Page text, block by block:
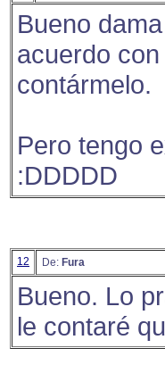
Bueno
acuerdo
contármelo.
Pero tengo
:DDDDD
12 De: Fura
Bueno. Lo
le contaré